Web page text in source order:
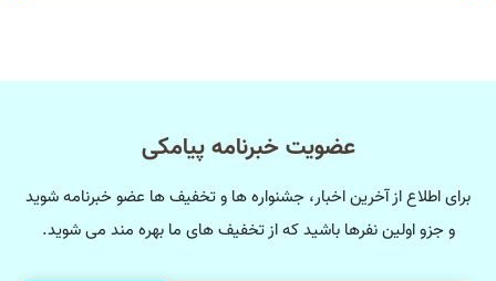
عضویت خبرنامه پیامکی
برای اطلاع از آخرین اخبار، جشنواره ها و تخفیف ها عضو خبرنامه شوید
و جزو اولین نفرها باشید که از تخفیف های ما بهره مند می شوید.